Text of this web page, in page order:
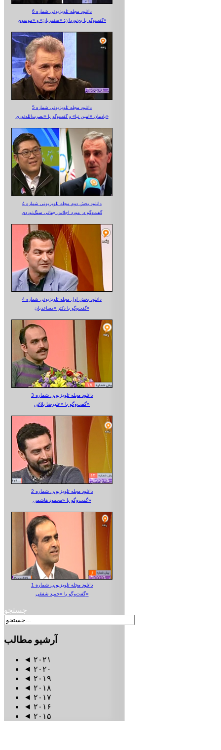
دانلود مجله تلویزیونی شماره 6
گفت‌وگو با یخ‌نوردان؛ «صفدریان» و «موسوی»
دانلود مجله تلویزیونی شماره 5
یادمان «امین نیا» و گفت‌وگو با «نصرت‌الله‌نوری»
دانلود بخش دوم مجله تلویزیونی شماره 4
گفت‌وگو در مورد اجلاس جهانی سنگ‌نوردی
دانلود بخش اول مجله تلویزیونی شماره 4
گفت‌وگو با دکتر «مساعدیان»
دانلود مجله تلویزیونی شماره 3
گفت‌وگو با «علیرضا بلاغی»
دانلود مجله تلویزیونی شماره 2
گفت‌وگو با «محمود هاشمی»
دانلود مجله تلویزیونی شماره 1
گفت‌وگو با «حمید شفقی»
جستجو
آرشیو مطالب
◄ ۲۰۲۱
◄ ۲۰۲۰
◄ ۲۰۱۹
◄ ۲۰۱۸
◄ ۲۰۱۷
◄ ۲۰۱۶
◄ ۲۰۱۵